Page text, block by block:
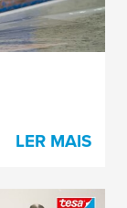
LER MAIS